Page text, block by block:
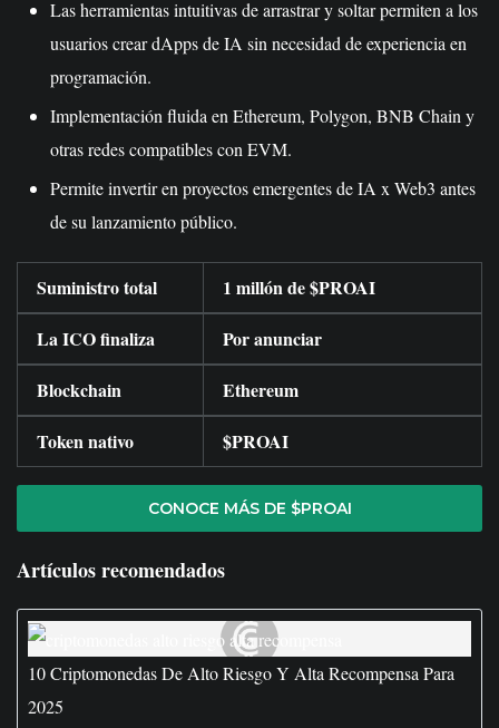
Las herramientas intuitivas de arrastrar y soltar permiten a los
usuarios crear dApps de IA sin necesidad de experiencia en
programación.
Implementación fluida en Ethereum, Polygon, BNB Chain y
otras redes compatibles con EVM.
Permite invertir en proyectos emergentes de IA x Web3 antes
de su lanzamiento público.
Suministro total
1 millón de $PROAI
La ICO finaliza
Por anunciar
Blockchain
Ethereum
Token nativo
$PROAI
CONOCE MÁS DE $PROAI
Artículos recomendados
10 Criptomonedas De Alto Riesgo Y Alta Recompensa Para
2025